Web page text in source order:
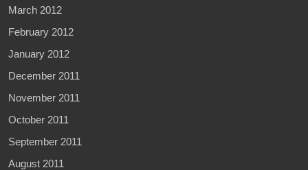
March 2012
February 2012
January 2012
December 2011
November 2011
October 2011
September 2011
August 2011